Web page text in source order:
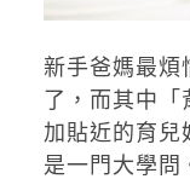
新手爸媽最煩
了，而其中「
加貼近的育兒
是一門大學問